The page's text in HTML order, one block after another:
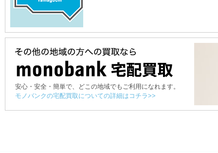
安心・安全・簡単で、どこの地域でもご利用になれます。
モノバンクの宅配買取についての詳細はコチラ>>